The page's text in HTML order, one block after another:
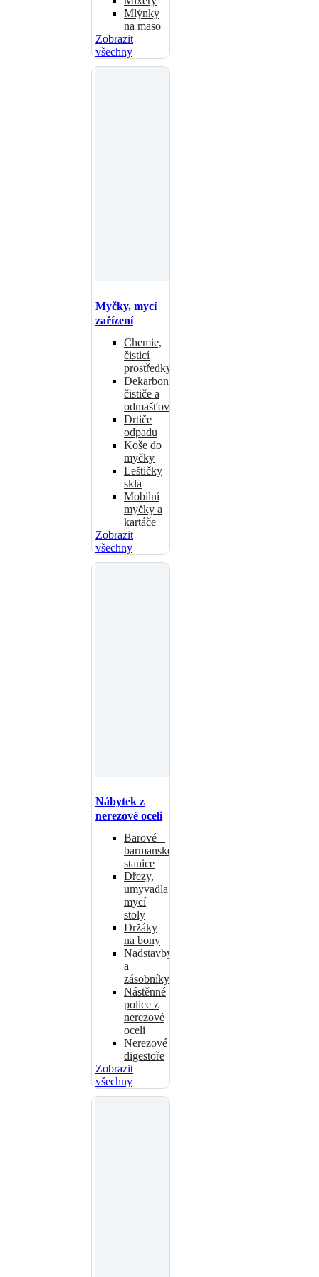
Mlýnky
na maso
Zobrazit
všechny
Myčky, mycí
zařízení
Chemie,
čisticí
prostředky
Dekarbonizační
čističe a
odmašťovače
Drtiče
odpadu
Koše do
myčky
Leštičky
skla
Mobilní
myčky a
kartáče
Zobrazit
všechny
Nábytek z
nerezové oceli
Barové –
barmanské
stanice
Dřezy,
umyvadla,
mycí
stoly
Držáky
na bony
Nadstavby
a
zásobníky
Nástěnné
police z
nerezové
oceli
Nerezové
digestoře
Zobrazit
všechny